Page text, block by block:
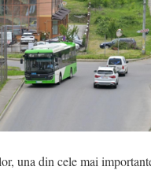
una din cele mai